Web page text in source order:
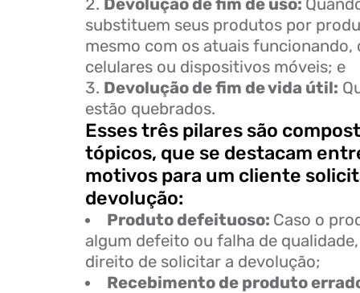
Devolução de fim de uso:
substituem seus produtos por
mesmo com os atuais funcionando,
celulares ou dispositivos móveis; e
Devolução de fim de vida útil:
estão quebrados.
Esses três pilares são
tópicos, que se destacam
motivos para um cliente
devolução:
Produto defeituoso: Caso o
algum defeito ou falha de
direito de solicitar a devolução;
Recebimento de produto